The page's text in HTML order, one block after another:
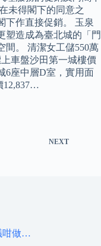
未得閣下的同意之
下作直接促銷。 玉泉
塑造成為臺北城的「門
間。 清潔女工儲550萬
車盤沙田第一城樓價
6座中層D室，實用面
12,837…
NEXT
咁做…